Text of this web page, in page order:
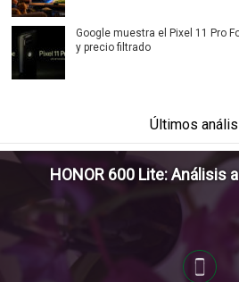
Google muestra el Pixel 11 Pro
y precio filtrado
Últimos
HONOR 600 Lite: Análisis